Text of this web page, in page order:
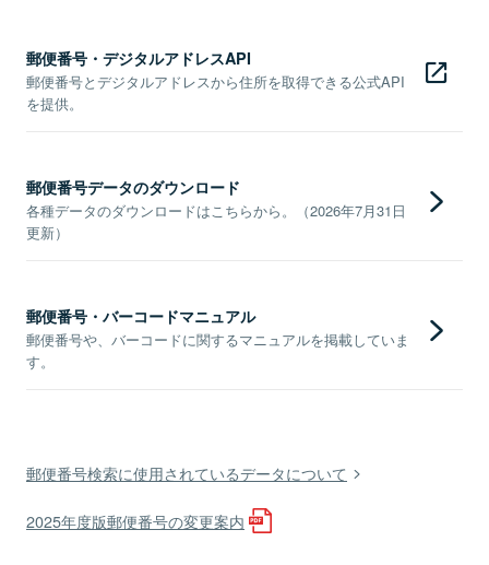
郵便番号・デジタルアドレスAPI
郵便番号とデジタルアドレスから住所を取得できる公式API
を提供。
郵便番号データのダウンロード
各種データのダウンロードはこちらから。（2026年7月31日
更新）
郵便番号・バーコードマニュアル
郵便番号や、バーコードに関するマニュアルを掲載していま
す。
郵便番号検索に使用されているデータについて
2025年度版郵便番号の変更案内